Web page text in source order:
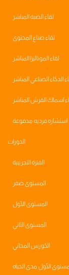
لقاء الصبة المباشر
لقاء صناع المحتوى
لقاء الموناليزا المباشر
الذكاء الصناعي المباشر
اسماك القرش المباشر
استشاره فرديه مدفوعة
الدورات
الفترة التجريبية
المستوى صفر
المستوى الأول
المستوى الثاني
الكورس المجاني
الأول مدى الحياه